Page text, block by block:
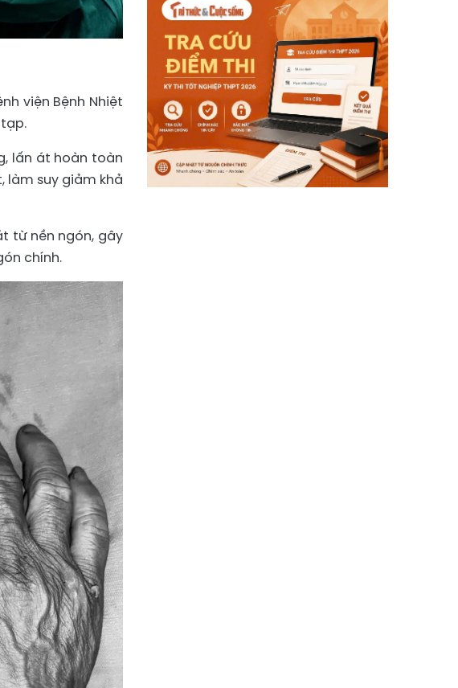
viện Bệnh Nhiệt
lấn át hoàn toàn
làm suy giảm khả
từ nền ngón, gây
chính.